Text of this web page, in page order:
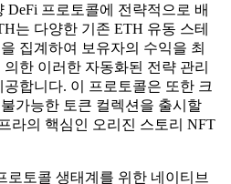
DeFi 프로토콜에 전략적으로 배
는 다양한 기존 ETH 유동 스테
집계하여 보유자의 수익을 최
한 이러한 자동화된 전략 관리
합니다. 이 프로토콜은 또한 크
가능한 토큰 컬렉션을 출시할
라의 핵심인 오리진 스토리 NFT
로토콜 생태계를 위한 네이티브